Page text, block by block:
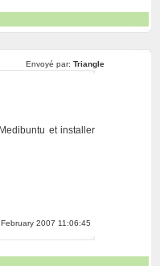
Envoyé par: Triangle
et installer
2007 11:06:45